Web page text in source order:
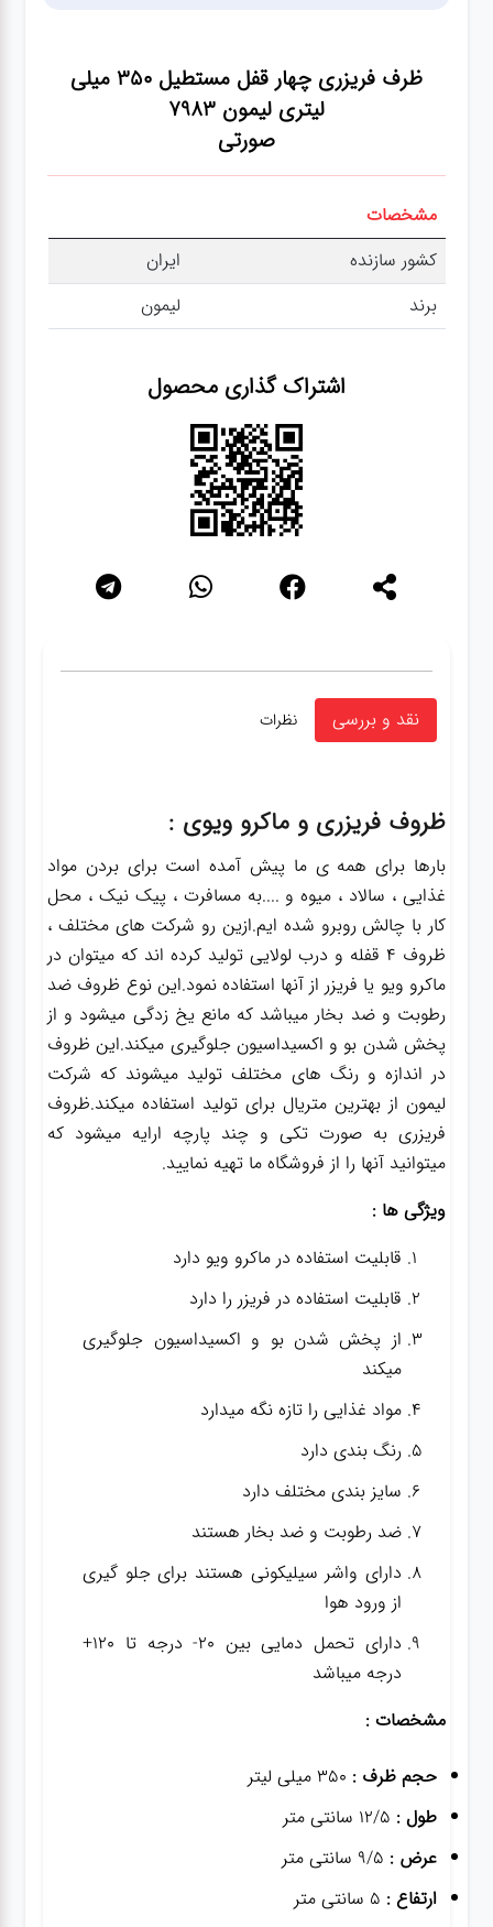
ظرف فریزری چهار قفل مستطیل 350 میلی
لیتری لیمون 7983
صورتی
مشخصات
کشور سازنده
ایران
برند
لیمون
اشتراک گذاری محصول
نقد و بررسی نظرات
ظروف فریزری و ماکرو ویوی :
بارها برای همه ی ما پیش آمده است برای بردن مواد
غذایی ، سالاد ، میوه و ....به مسافرت ، پیک نیک ، محل
کار با چالش روبرو شده ایم.ازین رو شرکت های مختلف ،
ظروف 4 قفله و درب لولایی تولید کرده اند که میتوان در
ماکرو ویو یا فریزر از آنها استفاده نمود.این نوع ظروف ضد
رطوبت و ضد بخار میباشد که مانع یخ زدگی میشود و از
پخش شدن بو و اکسیداسیون جلوگیری میکند.این ظروف
در اندازه و رنگ های مختلف تولید میشوند که شرکت
لیمون از بهترین متریال برای تولید استفاده میکند.ظروف
فریزری به صورت تکی و چند پارچه ارایه میشود که
میتوانید آنها را از فروشگاه ما تهیه نمایید.
ویژگی ها :
قابلیت استفاده در ماکرو ویو دارد
قابلیت استفاده در فریزر را دارد
از پخش شدن بو و اکسیداسیون جلوگیری
میکند
مواد غذایی را تازه نگه میدارد
رنگ بندی دارد
سایز بندی مختلف دارد
ضد رطوبت و ضد بخار هستند
دارای واشر سیلیکونی هستند برای جلو گیری
از ورود هوا
دارای تحمل دمایی بین 20- درجه تا 120+
درجه میباشد
مشخصات :
حجم ظرف : 350 میلی لیتر
طول : 12/5 سانتی متر
عرض :
ارتفاع : 5 سانتی متر